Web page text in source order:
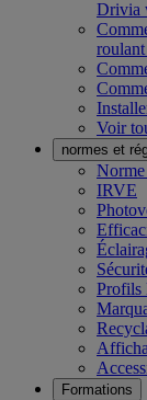
Drivia
Voir
normes et
IRVE
Profils
Formations